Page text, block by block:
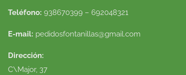
Teléfono: 938670399 – 692048321
E-mail: pedidosfontanillas@gmail.com
Dirección:
C\Major, 37